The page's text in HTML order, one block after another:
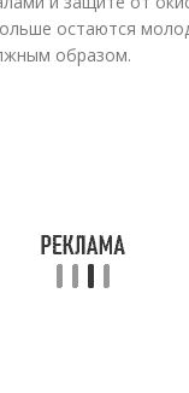
остаются
образом.